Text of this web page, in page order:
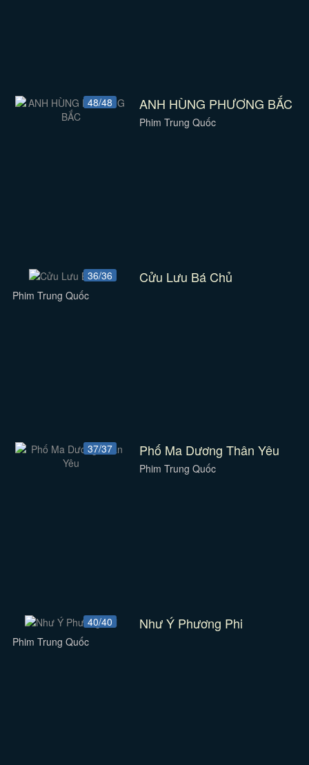
48/48 ANH HÙNG PHƯƠNG BẮC
Phim Trung Quốc
36/36 Cửu Lưu Bá Chủ
Phim Trung Quốc
37/37 Phố Ma Dương Thân Yêu
Phim Trung Quốc
40/40 Như Ý Phương Phi
Phim Trung Quốc